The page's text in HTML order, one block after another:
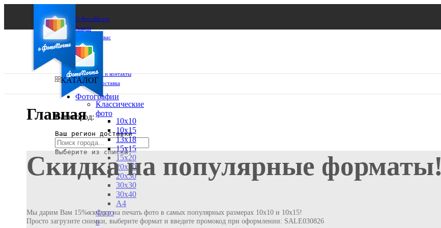
О ФотоПочте
Акции
Сделаем за вас
Бизнесу
FAQ
Франшиза
Поддержка и контакты
Оплата и доставка
Ваш город:
Ваш регион доставки
Выберите из списка:
КАТАЛОГ
Фотографии
Классические
фото
10х10
10х15
13х18
15х15
15х20
20х20
20х30
30х30
30х40
А4
Фото
в
Главная
Скидка на популярные форматы!
Мы дарим Вам 15% скидку на печать фото в самых популярных размерах 10х10 и 10х15!
Просто загрузите снимки, выберите формат и введите промокод при оформлении: SALE030826